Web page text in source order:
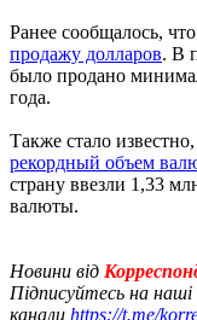
Ранее сообщалось,
продажу долларов. В
было продано
года.
Также стало
рекордный объем
страну ввезли 1,33
валюты.
Новини від
Підписуйтесь на наші
канали https://t.me/